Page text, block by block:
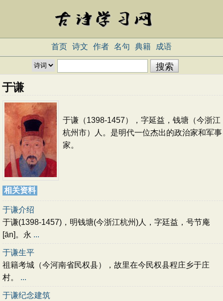
首页 诗文 作者 名句 典籍 成语
于谦
于谦（1398-1457），字延益，钱塘（今浙江
杭州市）人。是明代一位杰出的政治家和军事
家。
相关资料
于谦介绍
于谦(1398-1457)，明钱塘(今浙江杭州)人，字廷益，号节庵
[ān]。永 ...
于谦生平
祖籍考城（今河南省民权县），故里在今民权县程庄乡于庄
村。 ...
于谦纪念建筑